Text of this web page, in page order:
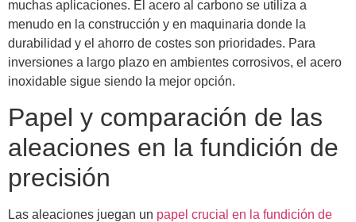
muchas aplicaciones. El acero al carbono se utiliza a
menudo en la construcción y en maquinaria donde la
durabilidad y el ahorro de costes son prioridades. Para
inversiones a largo plazo en ambientes corrosivos, el acero
inoxidable sigue siendo la mejor opción.
Papel y comparación de las
aleaciones en la fundición de
precisión
Las aleaciones juegan un papel crucial en la fundición de